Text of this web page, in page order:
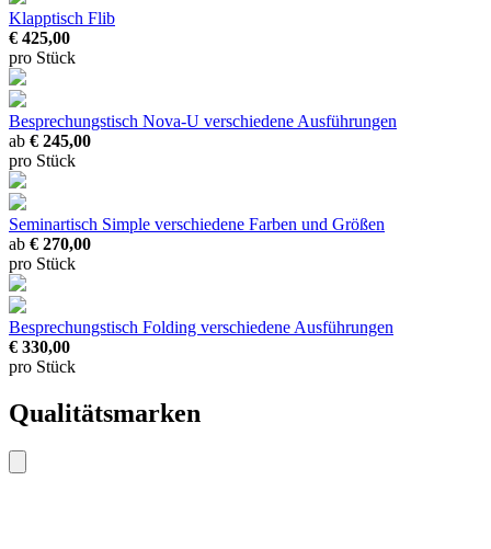
Klapptisch Flib
€ 425,00
pro Stück
Besprechungstisch Nova-U verschiedene Ausführungen
ab € 245,00
pro Stück
Seminartisch Simple verschiedene Farben und Größen
ab € 270,00
pro Stück
Besprechungstisch Folding verschiedene Ausführungen
€ 330,00
pro Stück
Qualitätsmarken